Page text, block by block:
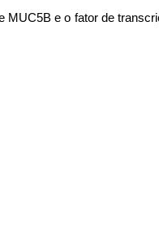
MUC5B e o fator de